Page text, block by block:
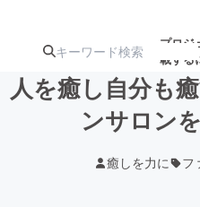
プロジ
載する
注目のリ
ターン
注目の新着
ジェクト
人を癒し自分も
ンサロン
癒しを力に フ